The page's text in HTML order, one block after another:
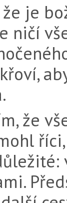
je
ničí
že